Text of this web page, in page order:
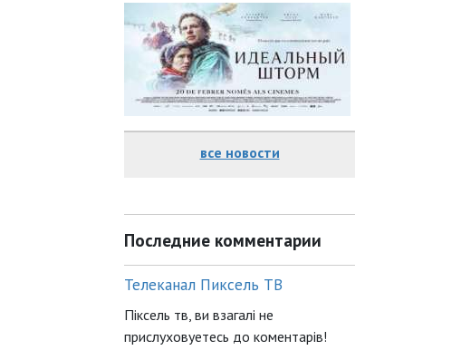
все новости
Последние комментарии
Телеканал Пиксель ТВ
Піксель тв, ви взагалі не
прислуховуетесь до коментарів!